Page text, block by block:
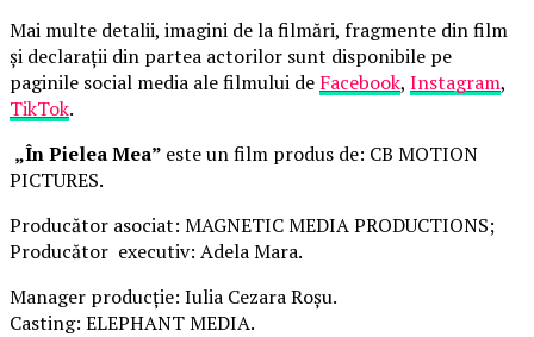
Mai multe detalii, imagini de la filmări, fragmente din film
și declarații din partea actorilor sunt disponibile pe
paginile social media ale filmului de Facebook, Instagram,
TikTok.
„În Pielea Mea” este un film produs de: CB MOTION
PICTURES.
Producător asociat: MAGNETIC MEDIA PRODUCTIONS;
Producător executiv: Adela Mara.
Manager producție: Iulia Cezara Roșu.
Casting: ELEPHANT MEDIA.